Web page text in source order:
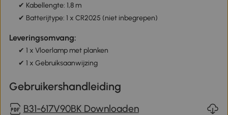
✔ Kabellengte: 1,8 m
✔ Batterijtype: 1 x CR2025 (niet inbegrepen)
Leveringsomvang:
✔ 1 x Vloerlamp met planken
✔ 1 x Gebruiksaanwijzing
Gebruikershandleiding
B31-617V90BK Downloaden